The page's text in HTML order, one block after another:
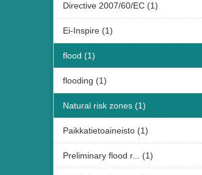
Directive 2007/60/EC (1)
Ei-Inspire (1)
flood (1)
flooding (1)
Natural risk zones (1)
Paikkatietoaineisto (1)
Preliminary flood r... (1)